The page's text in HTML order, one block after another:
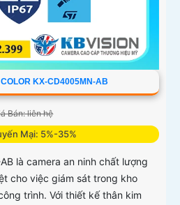
KX-CD4005MN-AB
Bán: liên hệ
Mại: 5%-35%
là camera an ninh chất lượng
cho việc giám sát trong kho
trình. Với thiết kế thân kim